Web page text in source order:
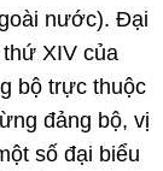
nước). Đại
XIV của
bộ trực thuộc
đảng bộ, vị
số đại biểu